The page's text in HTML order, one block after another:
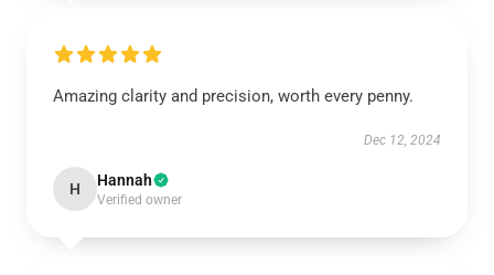
Amazing clarity and precision, worth every penny.
Dec 12, 2024
H Hannah
Verified owner